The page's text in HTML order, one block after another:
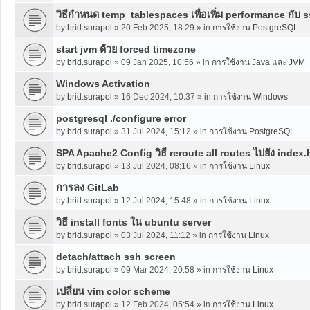
วิธีกำหนด temp_tablespaces เพื่อเพิ่ม performance กับ
by brid.surapol » 20 Feb 2025, 18:29 » in การใช้งาน PostgreSQL
start jvm ด้วย forced timezone
by brid.surapol » 09 Jan 2025, 10:56 » in การใช้งาน Java และ JVM
Windows Activation
by brid.surapol » 16 Dec 2024, 10:37 » in การใช้งาน Windows
postgresql ./configure error
by brid.surapol » 31 Jul 2024, 15:12 » in การใช้งาน PostgreSQL
SPA Apache2 Config วิธี reroute all routes ไปยัง
by brid.surapol » 13 Jul 2024, 08:16 » in การใช้งาน Linux
การลง GitLab
by brid.surapol » 12 Jul 2024, 15:48 » in การใช้งาน Linux
วิธี install fonts ใน ubuntu server
by brid.surapol » 03 Jul 2024, 11:12 » in การใช้งาน Linux
detach/attach ssh screen
by brid.surapol » 09 Mar 2024, 20:58 » in การใช้งาน Linux
เปลี่ยน vim color scheme
by brid.surapol » 12 Feb 2024, 05:54 » in การใช้งาน Linux